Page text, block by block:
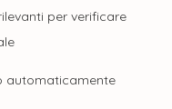
per verificare
automaticamente